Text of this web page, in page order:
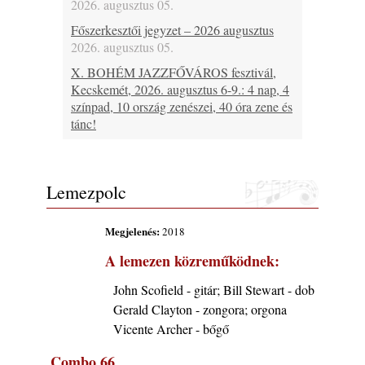
2026. augusztus 05.
Főszerkesztői jegyzet – 2026 augusztus
2026. augusztus 05.
X. BOHÉM JAZZFŐVÁROS fesztivál,
Kecskemét, 2026. augusztus 6-9.: 4 nap, 4
színpad, 10 ország zenészei, 40 óra zene és
tánc!
2026. augusztus 05.
Jazz-rock albumok 1983-ból - John Scofield
„Out like a Light”
2026. augusztus 05.
Jazz-rock albumok 1982-ből - John Scofield
„Shinola”
2026. augusztus 04.
2026. augusztus 04.
Lemezpolc
Megjelenés:2018
A lemezen közreműködnek:
John Scofield - gitár; Bill Stewart - dob
Gerald Clayton - zongora; orgona
Vicente Archer - bőgő